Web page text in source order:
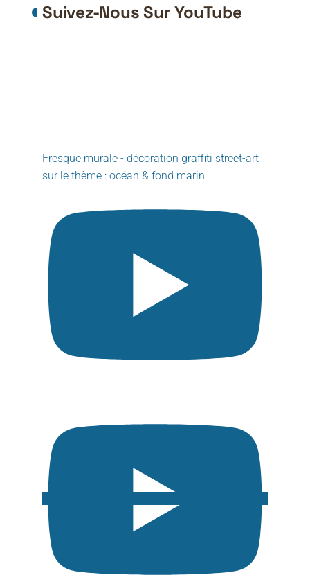
Suivez-Nous Sur YouTube
Fresque murale - décoration graffiti street-art
sur le thème : océan & fond marin